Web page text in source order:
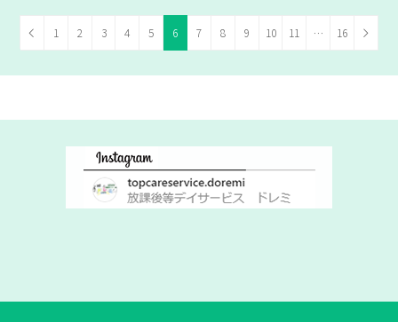
1 2 3 4 5 6 7 8 9 10 11 … 16